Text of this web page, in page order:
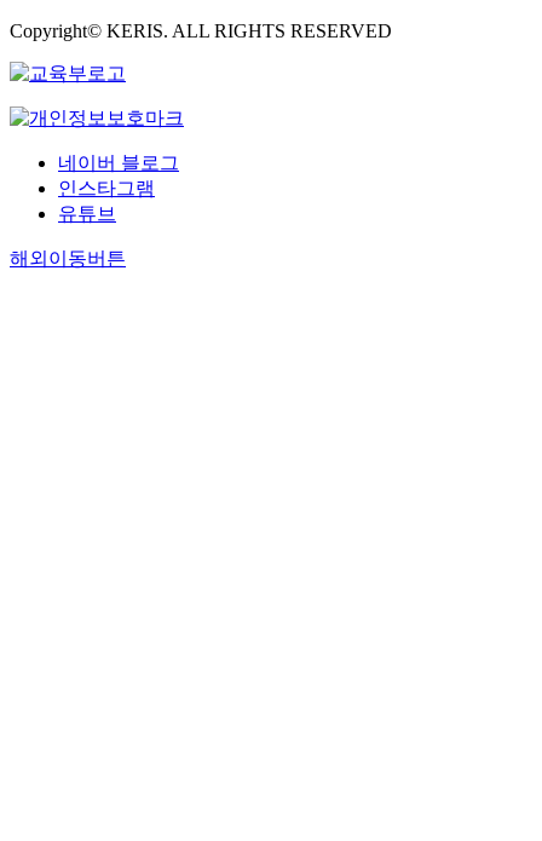
Copyright© KERIS. ALL RIGHTS RESERVED
네이버 블로그
인스타그램
유튜브
해외이동버튼